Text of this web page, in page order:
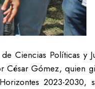
Ciencias Políticas y
César Gómez, quien
2023-2030,